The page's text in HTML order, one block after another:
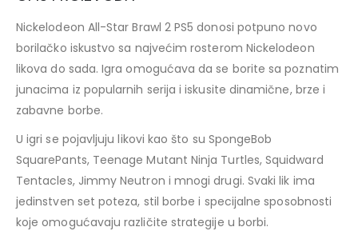
Nickelodeon All-Star Brawl 2 PS5 donosi potpuno novo
borilačko iskustvo sa najvećim rosterom Nickelodeon
likova do sada. Igra omogućava da se borite sa poznatim
junacima iz popularnih serija i iskusite dinamične, brze i
zabavne borbe.
U igri se pojavljuju likovi kao što su SpongeBob
SquarePants, Teenage Mutant Ninja Turtles, Squidward
Tentacles, Jimmy Neutron i mnogi drugi. Svaki lik ima
jedinstven set poteza, stil borbe i specijalne sposobnosti
koje omogućavaju različite strategije u borbi.